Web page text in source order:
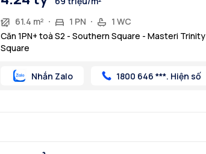
61.4 m²
1 PN
1 WC
Căn 1PN+ toà S2 - Southern Square - Masteri Trinity
Square
Nhắn Zalo 1800 646 ***. Hiện số